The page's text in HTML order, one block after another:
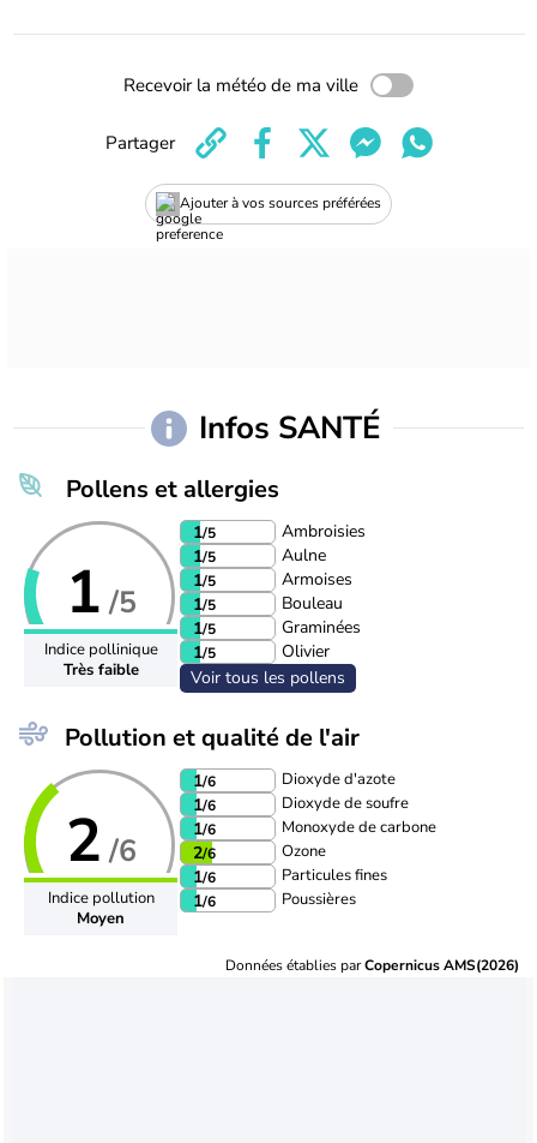
Recevoir la météo de ma ville
Ajouter à vos sources préférées
Partager
Infos SANTÉ
Pollens et allergies
1 /5
Indice pollinique
Très faible
1/5
Ambroisies
1/5
Aulne
1/5
Armoises
1/5
Bouleau
1/5
Graminées
1/5
Olivier
Voir tous les pollens
Pollution et qualité de l'air
2 /6
Indice pollution
Moyen
1/6 Dioxyde d'azote
1/6 Dioxyde de soufre
1/6 Monoxyde de carbone
2/6 Ozone
1/6 Particules fines
1/6 Poussières
Données établies parCopernicus AMS(2026)